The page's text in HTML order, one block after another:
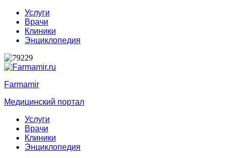
Услуги
Врачи
Клиники
Энциклопедия
Farmamir
Медицинский портал
Услуги
Врачи
Клиники
Энциклопедия